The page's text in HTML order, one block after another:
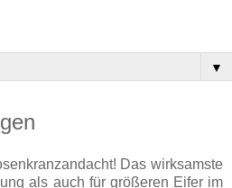
▼
Das wirksamste
als auch für größeren Eifer im